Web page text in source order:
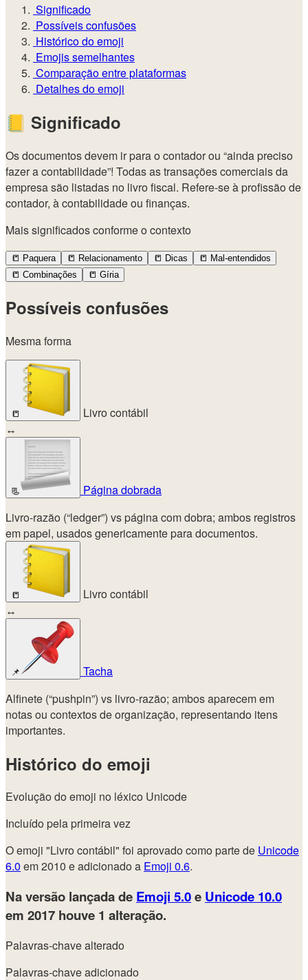
Significado
Possíveis confusões
Histórico do emoji
Emojis semelhantes
Comparação entre plataformas
Detalhes do emoji
📒 Significado
Os documentos devem ir para o contador ou “ainda preciso
fazer a contabilidade”! Todas as transações comerciais da
empresa são listadas no livro fiscal. Refere-se à profissão de
contador, à contabilidade ou finanças.
Mais significados conforme o contexto
📒 Paquera 📒 Relacionamento 📒 Dicas 📒 Mal-entendidos
📒 Combinações 📒 Gíria
Possíveis confusões
Mesma forma
📒
Livro contábil
↔
📃
Página dobrada
Livro-razão (“ledger”) vs página com dobra; ambos registros
em papel, usados genericamente para documentos.
📒
Livro contábil
↔
📌
Tacha
Alfinete (“pushpin”) vs livro-razão; ambos aparecem em
notas ou contextos de organização, representando itens
importantes.
Histórico do emoji
Evolução do emoji no léxico Unicode
Incluído pela primeira vez
O emoji "Livro contábil" foi aprovado como parte de Unicode
6.0 em 2010 e adicionado a Emoji 0.6.
Na versão lançada de Emoji 5.0e Unicode 10.0
em 2017 houve 1 alteração.
Palavras-chave alterado
Palavras-chave adicionado